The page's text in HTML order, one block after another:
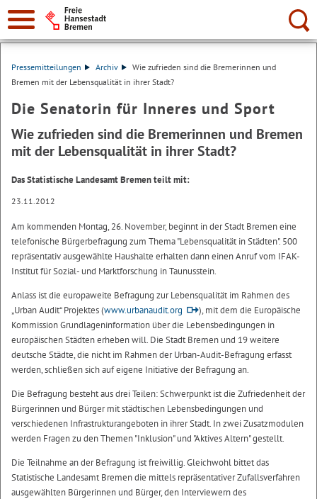
Suche:
Pressemitteilungen Archiv
Wie zufrieden sind die Bremerinnen und
Bremen mit der Lebensqualität in ihrer Stadt?
Die Senatorin für Inneres und Sport
Wie zufrieden sind die Bremerinnen und Bremen
mit der Lebensqualität in ihrer Stadt?
Das Statistische Landesamt Bremen teilt mit:
23.11.2012
Am kommenden Montag, 26. November, beginnt in der Stadt Bremen eine
telefonische Bürgerbefragung zum Thema "Lebensqualität in Städten". 500
repräsentativ ausgewählte Haushalte erhalten dann einen Anruf vom IFAK-
Institut für Sozial- und Marktforschung in Taunusstein.
Anlass ist die europaweite Befragung zur Lebensqualität im Rahmen des
„Urban Audit“ Projektes (www.urbanaudit.org
), mit dem die Europäische
Kommission Grundlageninformation über die Lebensbedingungen in
europäischen Städten erheben will. Die Stadt Bremen und 19 weitere
deutsche Städte, die nicht im Rahmen der Urban-Audit-Befragung erfasst
werden, schließen sich auf eigene Initiative der Befragung an.
Die Befragung besteht aus drei Teilen: Schwerpunkt ist die Zufriedenheit der
Bürgerinnen und Bürger mit städtischen Lebensbedingungen und
verschiedenen Infrastrukturangeboten in ihrer Stadt. In zwei Zusatzmodulen
werden Fragen zu den Themen "Inklusion" und "Aktives Altern" gestellt.
Die Teilnahme an der Befragung ist freiwillig. Gleichwohl bittet das
Statistische Landesamt Bremen die mittels repräsentativer Zufallsverfahren
ausgewählten Bürgerinnen und Bürger, den Interviewern des